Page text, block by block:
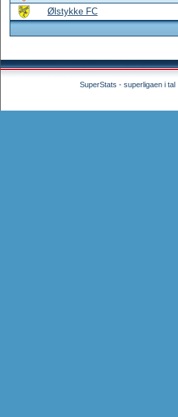
Ølstykke FC
SuperStats - superligaen i tal